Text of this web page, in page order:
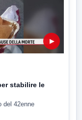
▶
stabilire le
del 42enne